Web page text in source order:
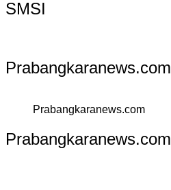
SMSI
Prabangkaranews.com
Prabangkaranews.com
Prabangkaranews.com